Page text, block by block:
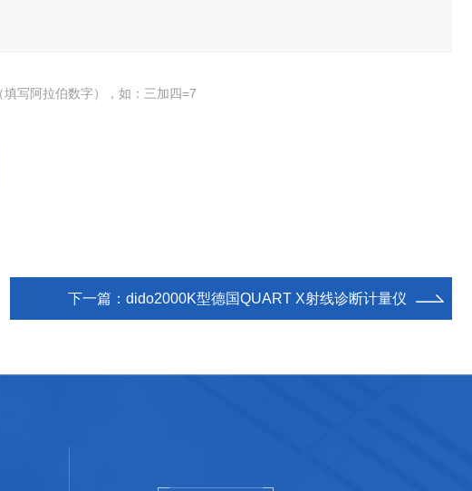
写阿拉伯数字），如：三加四=7
下一篇： dido2000K型德国QUART X射线诊断计量仪